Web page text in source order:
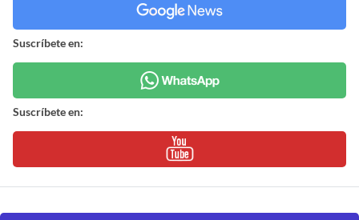
Suscríbete en:
Suscríbete en: